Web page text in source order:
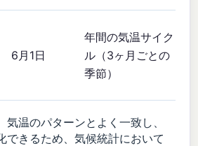
6月1日
年間の気温サイク
ル（3ヶ月ごとの
季節）
温のパターンとよく一致し、
できるため、気候統計において